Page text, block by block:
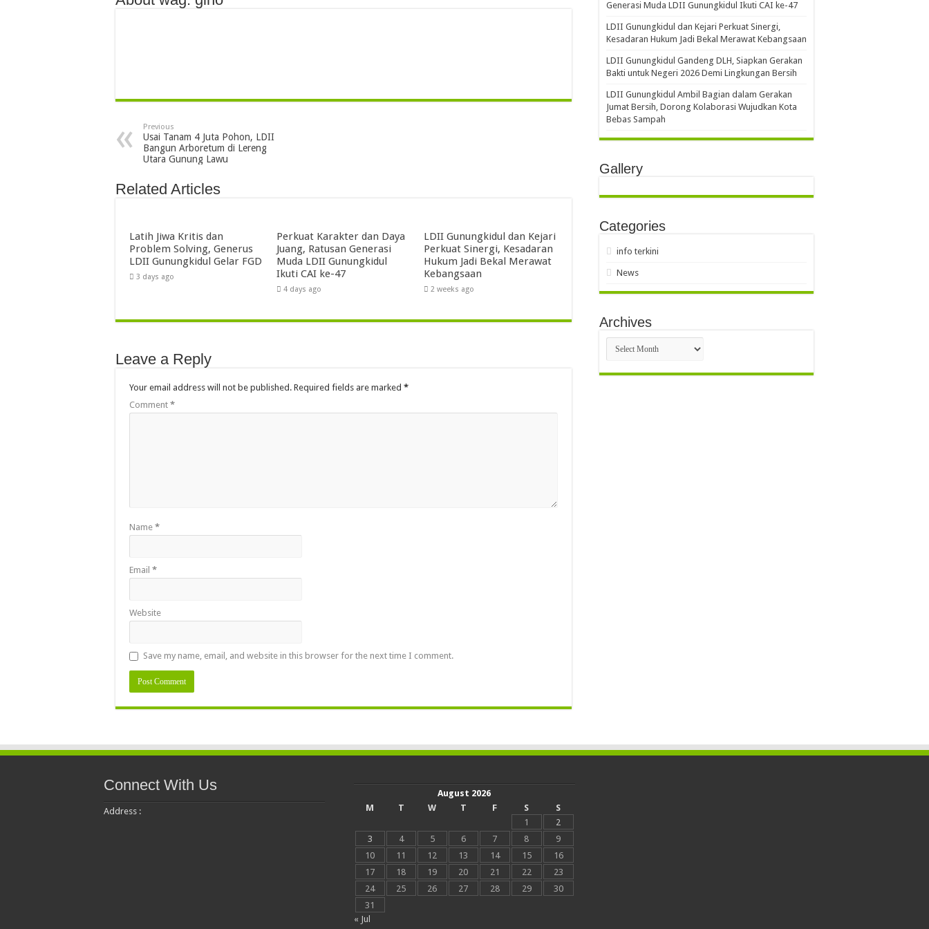
Previous
Usai Tanam 4 Juta Pohon, LDII
Bangun Arboretum di Lereng
Utara Gunung Lawu
Related Articles
Latih Jiwa Kritis dan
Problem Solving, Generus
LDII Gunungkidul Gelar FGD
3 days ago
Perkuat Karakter dan Daya
Juang, Ratusan Generasi
Muda LDII Gunungkidul
Ikuti CAI ke-47
4 days ago
LDII Gunungkidul dan Kejari
Perkuat Sinergi, Kesadaran
Hukum Jadi Bekal Merawat
Kebangsaan
2 weeks ago
Leave a Reply
Your email address will not be published. Required fields are marked *
Comment *
Name *
Email *
Website
Save my name, email, and website in this browser for the next time I comment.
Generasi Muda LDII Gunungkidul Ikuti CAI ke-47
LDII Gunungkidul dan Kejari Perkuat Sinergi,
Kesadaran Hukum Jadi Bekal Merawat Kebangsaan
LDII Gunungkidul Gandeng DLH, Siapkan Gerakan
Bakti untuk Negeri 2026 Demi Lingkungan Bersih
LDII Gunungkidul Ambil Bagian dalam Gerakan
Jumat Bersih, Dorong Kolaborasi Wujudkan Kota
Bebas Sampah
Gallery
Categories
info terkini
News
Archives
Archives
Connect With Us
Address :
August 2026
M
T W T F S
S
1
2
3
4 5 6 7 8
9
10
11 12 13 14 15
16
17
18 19 20 21 22
23
24
25 26 27 28 29
30
31
« Jul